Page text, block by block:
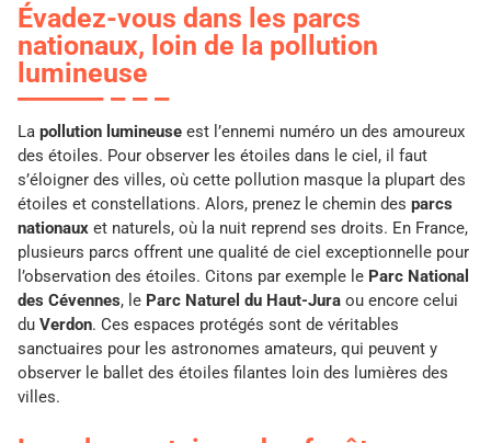
Évadez-vous dans les parcs
nationaux, loin de la pollution
lumineuse
La pollution lumineuse est l’ennemi numéro un des amoureux
des étoiles. Pour observer les étoiles dans le ciel, il faut
s’éloigner des villes, où cette pollution masque la plupart des
étoiles et constellations. Alors, prenez le chemin des parcs
nationaux et naturels, où la nuit reprend ses droits. En France,
plusieurs parcs offrent une qualité de ciel exceptionnelle pour
l’observation des étoiles. Citons par exemple le Parc National
des Cévennes, le Parc Naturel du Haut-Jura ou encore celui
du Verdon. Ces espaces protégés sont de véritables
sanctuaires pour les astronomes amateurs, qui peuvent y
observer le ballet des étoiles filantes loin des lumières des
villes.